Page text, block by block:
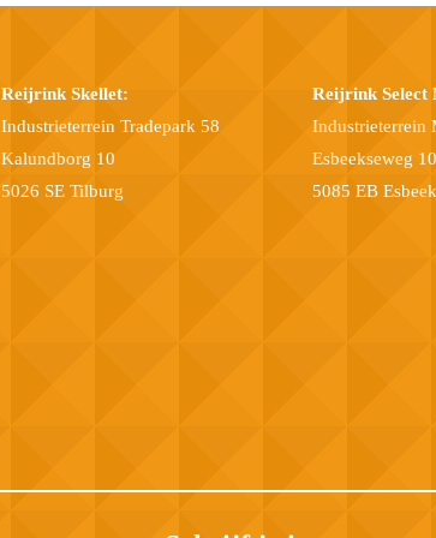
Reijrink Skellet:
Industrieterrein Tradepark 58
Kalundborg 10
5026 SE Tilburg
Reijrink Select
Industrieterrein
Esbeekseweg
5085 EB Esbeek